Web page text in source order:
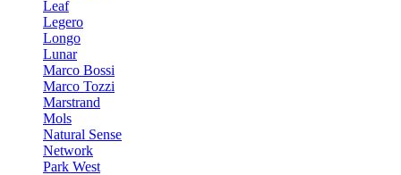
Leaf
Legero
Longo
Lunar
Marco Bossi
Marco Tozzi
Marstrand
Mols
Natural Sense
Network
Park West